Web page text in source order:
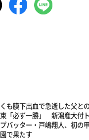
くも膜下出血で急逝した父と
束「必ず一勝」 新潟産大付
プバッター・戸嶋翔人、初の
園で果たす